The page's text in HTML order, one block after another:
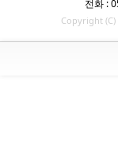
전화 :
Copyright